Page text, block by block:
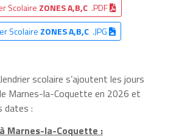
Scolaire ZONES A,B,C .PDF
Scolaire ZONES A,B,C.JPG
scolaire s’ajoutent les jours
Marnes-la-Coquette en 2026 et
dates :
Marnes-la-Coquette :